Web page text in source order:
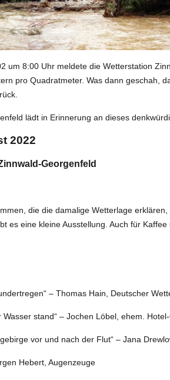
um 8:00 Uhr meldete die Wetterstation
pro Quadratmeter. Was dann geschah,
lädt in Erinnerung an dieses
2022
Georgenfeld
die die damalige Wetterlage
es eine kleine Ausstellung. Auch für
– Thomas Hain, Deutscher
stand“ – Jochen Löbel, ehem.
vor und nach der Flut“ – Jana
Hebert, Augenzeuge